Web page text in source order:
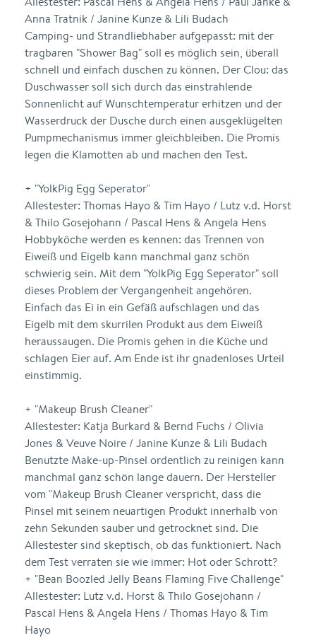
Anna Tratnik / Janine Kunze & Lili Budach
Camping- und Strandliebhaber aufgepasst: mit der
tragbaren "Shower Bag" soll es möglich sein, überall
schnell und einfach duschen zu können. Der Clou: das
Duschwasser soll sich durch das einstrahlende
Sonnenlicht auf Wunschtemperatur erhitzen und der
Wasserdruck der Dusche durch einen ausgeklügelten
Pumpmechanismus immer gleichbleiben. Die Promis
legen die Klamotten ab und machen den Test.
+ "YolkPig Egg Seperator"
Allestester: Thomas Hayo & Tim Hayo / Lutz v.d. Horst
& Thilo Gosejohann / Pascal Hens & Angela Hens
Hobbyköche werden es kennen: das Trennen von
Eiweiß und Eigelb kann manchmal ganz schön
schwierig sein. Mit dem "YolkPig Egg Seperator" soll
dieses Problem der Vergangenheit angehören.
Einfach das Ei in ein Gefäß aufschlagen und das
Eigelb mit dem skurrilen Produkt aus dem Eiweiß
heraussaugen. Die Promis gehen in die Küche und
schlagen Eier auf. Am Ende ist ihr gnadenloses Urteil
einstimmig.
+ "Makeup Brush Cleaner"
Allestester: Katja Burkard & Bernd Fuchs / Olivia
Jones & Veuve Noire / Janine Kunze & Lili Budach
Benutzte Make-up-Pinsel ordentlich zu reinigen kann
manchmal ganz schön lange dauern. Der Hersteller
vom "Makeup Brush Cleaner verspricht, dass die
Pinsel mit seinem neuartigen Produkt innerhalb von
zehn Sekunden sauber und getrocknet sind. Die
Allestester sind skeptisch, ob das funktioniert. Nach
dem Test verraten sie wie immer: Hot oder Schrott?
+ "Bean Boozled Jelly Beans Flaming Five Challenge"
Allestester: Lutz v.d. Horst & Thilo Gosejohann /
Pascal Hens & Angela Hens / Thomas Hayo & Tim
Hayo